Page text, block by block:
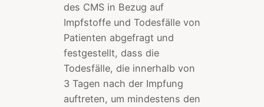
des CMS in Bezug auf
Impfstoffe und Todesfälle von
Patienten abgefragt und
festgestellt, dass die
Todesfälle, die innerhalb von
3 Tagen nach der Impfung
auftreten, um mindestens den